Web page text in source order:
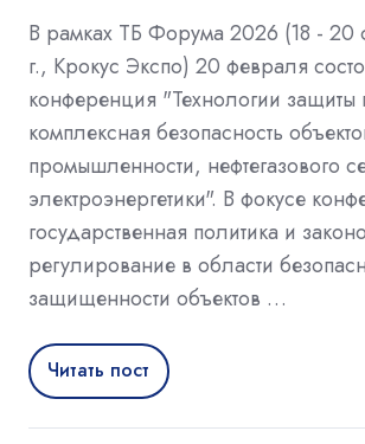
В рамках ТБ Форума 2026 (18 - 20
г., Крокус Экспо) 20 февраля
конференция "Технологии защиты
комплексная безопасность
промышленности, нефтегазового
электроэнергетики". В фокусе
государственная политика и
регулирование в области
защищенности объектов …
Читать пост